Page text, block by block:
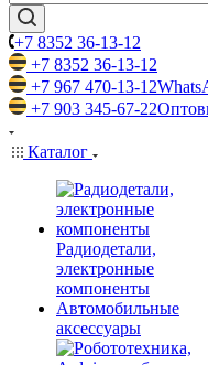
+7 8352 36-13-12
+7 8352 36-13-12
+7 967 470-13-12
+7 903 345-67-22
Каталог
Радиодетали,
электронные
компоненты
Автомобильные
аксессуары